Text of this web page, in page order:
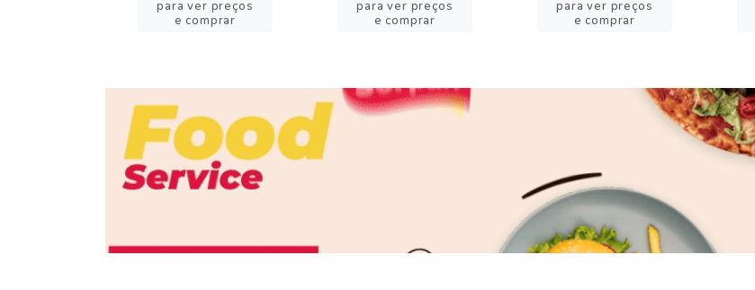
para ver preços
e comprar
para ver preços
e comprar
para ver preços
e comprar